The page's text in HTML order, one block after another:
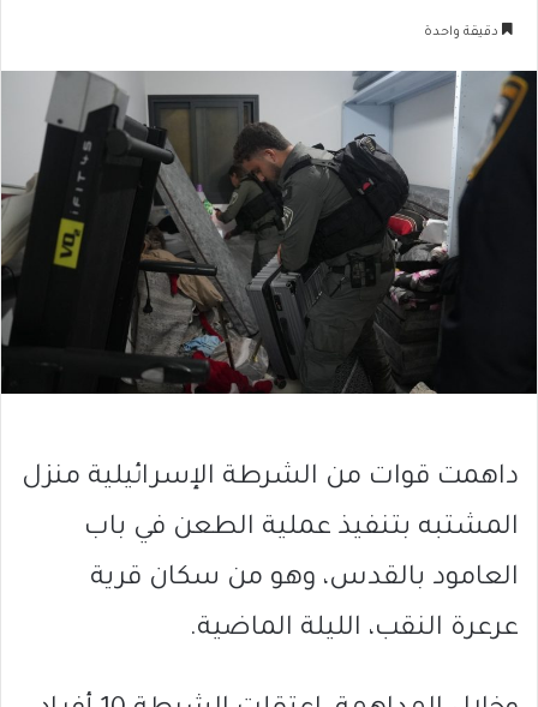
دقيقة واحدة
داهمت قوات من الشرطة الإسرائيلية منزل
المشتبه بتنفيذ عملية الطعن في باب
العامود بالقدس، وهو من سكان قرية
عرعرة النقب، الليلة الماضية.